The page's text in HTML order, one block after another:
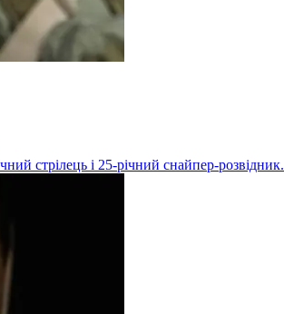
стрілець і 25-річний снайпер-розвідник.